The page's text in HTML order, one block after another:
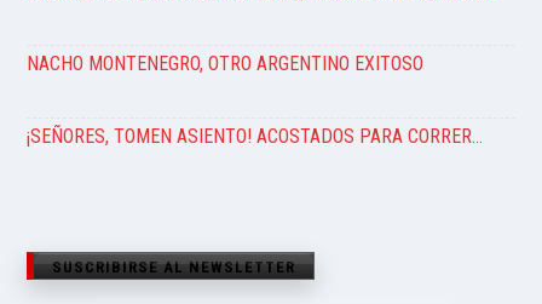
NACHO MONTENEGRO, OTRO ARGENTINO EXITOSO
¡SEÑORES, TOMEN ASIENTO! ACOSTADOS PARA CORRER…
SUSCRIBIRSE AL NEWSLETTER